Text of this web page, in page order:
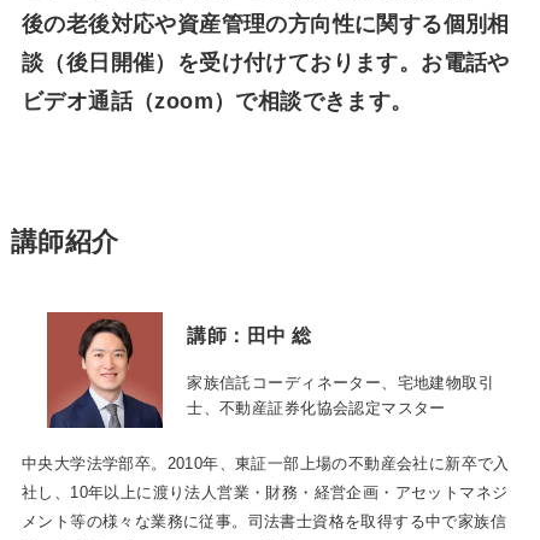
後の老後対応や資産管理の方向性に関する個別相
談（後日開催）を受け付けております。お電話や
ビデオ通話（zoom）で相談できます。
講師紹介
講師： 田中 総
家族信託コーディネーター、宅地建物取引
士、不動産証券化協会認定マスター
中央大学法学部卒。2010年、東証一部上場の不動産会社に新卒で入
社し、10年以上に渡り法人営業・財務・経営企画・アセットマネジ
メント等の様々な業務に従事。司法書士資格を取得する中で家族信